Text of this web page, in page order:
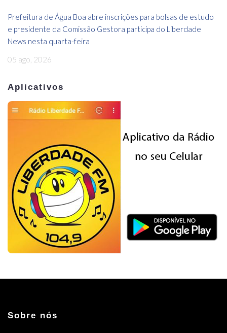
Prefeitura de Água Boa abre inscrições para bolsas de estudo
e presidente da Comissão Gestora participa do Liberdade
News nesta quarta-feira
05 ago, 2026
Aplicativos
Sobre nós